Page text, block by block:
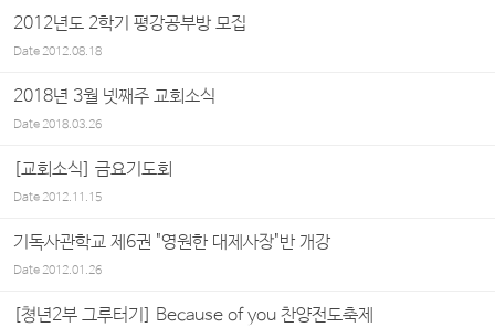
2012년도 2학기 평강공부방 모집
Date2012.08.18
2018년 3월 넷째주 교회소식
Date2018.03.26
[교회소식] 금요기도회
Date2012.11.15
기독사관학교 제6권 "영원한 대제사장"반 개강
Date2012.01.26
[쳥년2부 그루터기] Because of you 찬양전도축제